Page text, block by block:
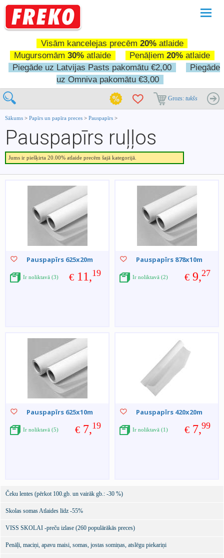
Visām kancelejas precēm 20%atlaide
Mugursomām 30% atlaide Penāļiem 20% atlaide
Piegāde uz Latvijas Pasts pakomātu €2,00
Piegāde
uz Omniva pakomātu €3,00
Grozs: tukšs
Sākums > Papīrs un papīra preces > Pauspapīrs >
Pauspapīrs ruļļos
Jums ir piešķirta 20.00% atlaide precēm šajā kategorijā.
Pauspapīrs 625x20m
€ 11,19
Ir noliktavā (3)
Pauspapīrs 878x10m
€ 9,27
Ir noliktavā (2)
Pauspapīrs 625x10m
€ 7,19
Ir noliktavā (5)
Pauspapīrs 420x20m
€ 7,99
Ir noliktavā (1)
Čeku lentes (pērkot 100.gb. un vairāk gb.: -30 %)
Skolas somas Atlaides līdz -55%
VISS SKOLAI -preču izlase (260 populārākās preces)
Penāļi, maciņi, apavu maisi, somas, jostas somiņas, atslēgu piekariņi